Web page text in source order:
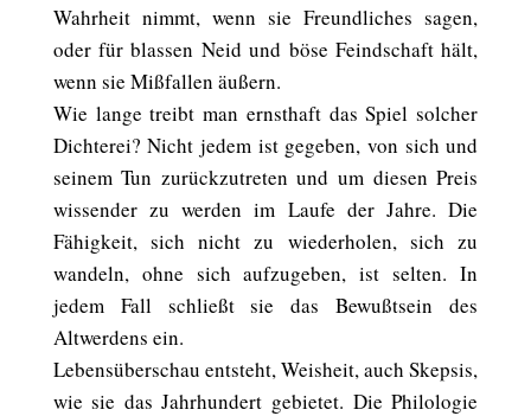
Wahrheit nimmt, wenn sie Freundliches sagen,
oder für blassen Neid und böse Feindschaft hält,
wenn sie Mißfallen äußern.
Wie lange treibt man ernsthaft das Spiel solcher
Dichterei? Nicht jedem ist gegeben, von sich und
seinem Tun zurückzutreten und um diesen Preis
wissender zu werden im Laufe der Jahre. Die
Fähigkeit, sich nicht zu wiederholen, sich zu
wandeln, ohne sich aufzugeben, ist selten. In
jedem Fall schließt sie das Bewußtsein des
Altwerdens ein.
Lebensüberschau entsteht, Weisheit, auch Skepsis,
wie sie das Jahrhundert gebietet. Die Philologie